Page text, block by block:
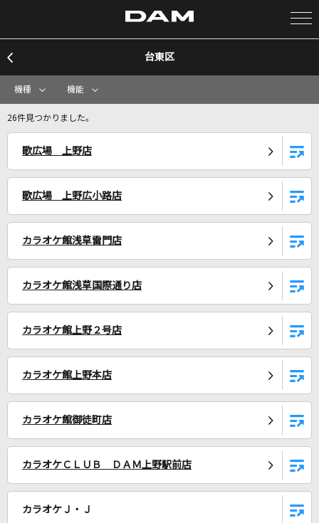
カラオケ検索
リアルタイムで歌われている曲の一覧
[生音]紡ぐ
[生音]himawari
Mr.Children
UNION
OxT
残酷な天使のテーゼ
高橋洋子
台東区
機種 機能
26件見つかりました。
歌広場 上野店
歌広場 上野広小路店
カラオケ館浅草雷門店
カラオケ館浅草国際通り店
カラオケ館上野２号店
カラオケ館上野本店
カラオケ館御徒町店
カラオケＣＬＵＢ ＤＡＭ上野駅前店
カラオケＪ・Ｊ